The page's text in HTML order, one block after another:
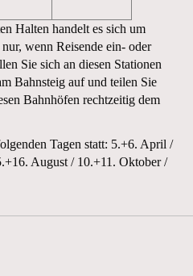
Halten handelt es sich um
wenn Reisende ein- oder
Sie sich an diesen Stationen
Bahnsteig auf und teilen Sie
Bahnhöfen rechtzeitig dem
Tagen statt: 5.+6. April /
August / 10.+11. Oktober /